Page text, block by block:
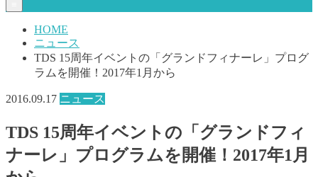
HOME
ニュース
TDS 15周年イベントの「グランドフィナーレ」プログ
ラムを開催！2017年1月から
2016.09.17 ニュース
TDS 15周年イベントの「グランドフィ
ナーレ」プログラムを開催！2017年1月